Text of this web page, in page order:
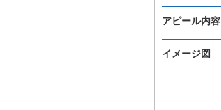
アピール内容
イメージ図